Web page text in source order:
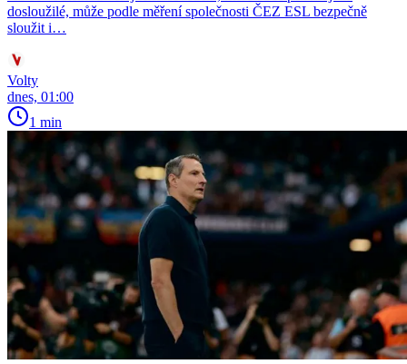
dosloužilé, může podle měření společnosti ČEZ ESL bezpečně
sloužit i…
Volty
dnes, 01:00
1 min